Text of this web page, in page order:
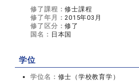
修了課程：修士課程
修了年月：2015年03月
修了区分：修了
国名： 日本国
学位
学位名： 修士（学校教育学）